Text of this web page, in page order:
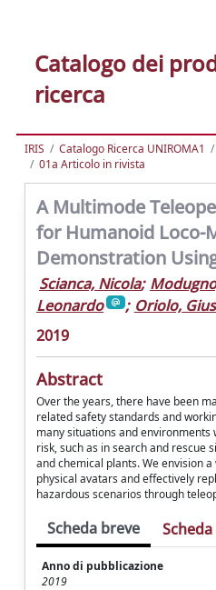
Catalogo dei
ricerca
IRIS Catalogo Ricerca UNIROMA1
01a Articolo in rivista
A Multimode
for Humanoid Loco-
Demonstration
Scianca, Nicola;
Leonardo
; Oriolo,
2019
Abstract
Over the years, there have been
related safety standards and
many situations and
risk, such as in search and rescue
and chemical plants. We envision
physical avatars and effectively
hazardous scenarios through
Scheda breve
Anno di pubblicazione
2019